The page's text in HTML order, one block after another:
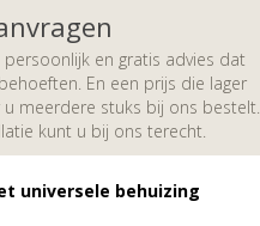
en gratis advies dat
En een prijs die lager
meerdere stuks bij ons bestelt.
kunt u bij ons terecht.
universele behuizing